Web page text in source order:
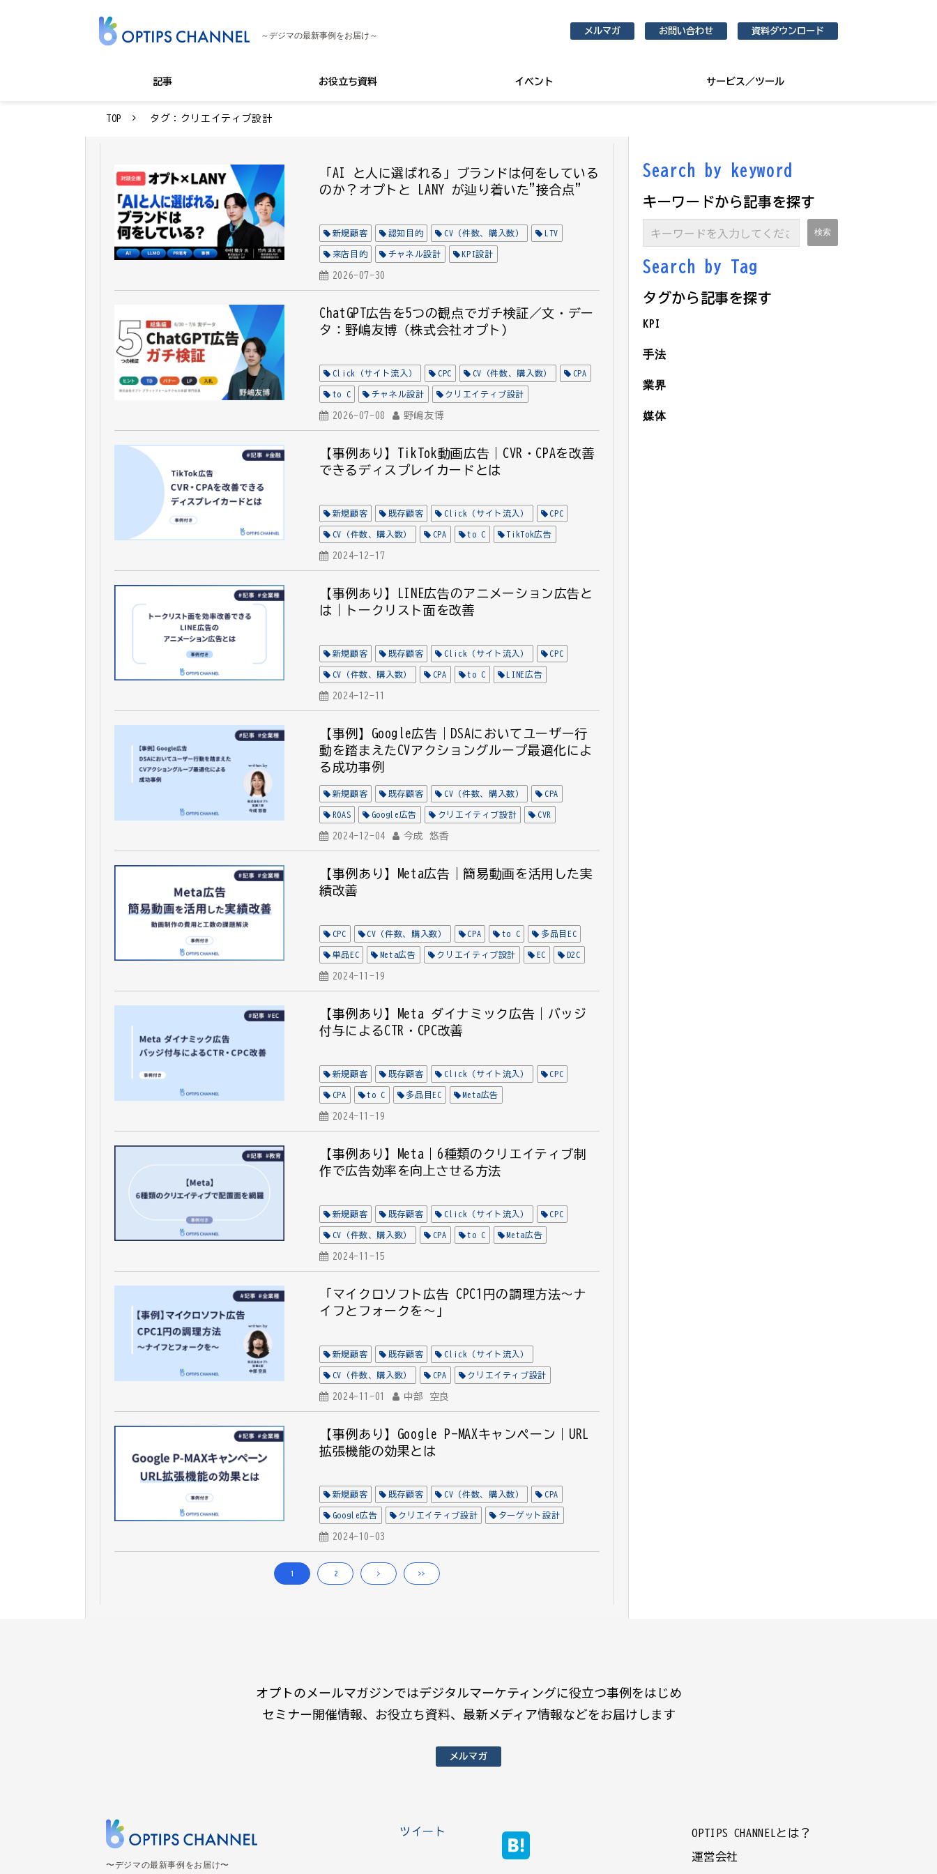
～デジマの最新事例をお届け～ メルマガ お問い合わせ 資料ダウンロード
記事 お役立ち資料 イベント サービス／ツール
TOP タグ：クリエイティブ設計
「AI と人に選ばれる」ブランドは何をしている
のか？──オプトと LANY が辿り着いた"接合点"
新規顧客 認知目的 CV（件数、購入数） LTV
来店目的 チャネル設計 KPI設計
クリエイティブ設計
2026-07-30
ChatGPT広告を5つの観点でガチ検証／文・デー
タ：野嶋友博（株式会社オプト）
Click（サイト流入） CPC CV（件数、購入数） CPA
to C チャネル設計 クリエイティブ設計
ターゲット設計 CVR
2026-07-08 野嶋友博
【事例あり】TikTok動画広告｜CVR・CPAを改善
できるディスプレイカードとは
新規顧客 既存顧客 Click（サイト流入） CPC
CV（件数、購入数） CPA to C TikTok広告
クリエイティブ設計
2024-12-17
【事例あり】LINE広告のアニメーション広告と
は｜トークリスト面を改善
新規顧客 既存顧客 Click（サイト流入） CPC
CV（件数、購入数） CPA to C LINE広告
チャネル設計
2024-12-11
【事例】Google広告｜DSAにおいてユーザー行
動を踏まえたCVアクショングループ最適化によ
る成功事例
新規顧客 既存顧客 CV（件数、購入数） CPA
ROAS Google広告 クリエイティブ設計 CVR
全業種 受注売上（CV値）
2024-12-04 今成 悠香
【事例あり】Meta広告｜簡易動画を活用した実
績改善
CPC CV（件数、購入数） CPA to C 多品目EC
単品EC Meta広告 クリエイティブ設計 EC D2C
CVR Click
2024-11-19
【事例あり】Meta ダイナミック広告｜バッジ
付与によるCTR・CPC改善
新規顧客 既存顧客 Click（サイト流入） CPC
CPA to C 多品目EC Meta広告
クリエイティブ設計
2024-11-19
【事例あり】Meta｜6種類のクリエイティブ制
作で広告効率を向上させる方法
新規顧客 既存顧客 Click（サイト流入） CPC
CV（件数、購入数） CPA to C Meta広告
クリエイティブ設計
2024-11-15
「マイクロソフト広告 CPC1円の調理方法～ナ
イフとフォークを～」
新規顧客 既存顧客 Click（サイト流入）
CV（件数、購入数） CPA クリエイティブ設計
Microsoft広告 CVR 全業種
2024-11-01 中部 空良
【事例あり】Google P-MAXキャンペーン｜URL
拡張機能の効果とは
新規顧客 既存顧客 CV（件数、購入数） CPA
Google広告 クリエイティブ設計 ターゲット設計
CVR 全業種
2024-10-03
1 2 > >>
Search by keyword
キーワードから記事を探す
Search by Tag
タグから記事を探す
KPI
手法
業界
媒体
オプトのメールマガジンではデジタルマーケティングに役立つ事例をはじめ
セミナー開催情報、お役立ち資料、最新メディア情報などをお届けします
メルマガ
〜デジマの最新事例をお届け〜
ツイート OPTIPS CHANNELとは？
運営会社